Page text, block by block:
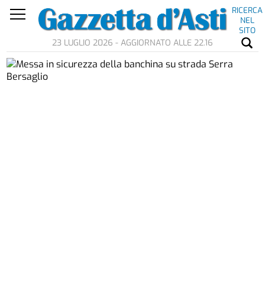
RICERCA
NEL
SITO
23 LUGLIO 2026 - AGGIORNATO ALLE 22.16